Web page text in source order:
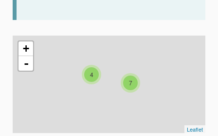
The following element is a map which presents the items on
7
4
+
-
Leaflet